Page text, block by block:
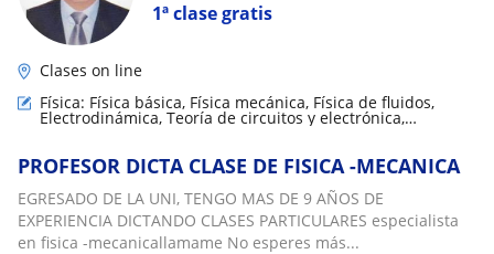
1ª clase gratis
Clases on line
Física: Física básica, Física mecánica, Física de fluidos,
Electrodinámica, Teoría de circuitos y electrónica,
PROFESOR DICTA CLASE DE FISICA -MECANICA
EGRESADO DE LA UNI, TENGO MAS DE 9 AÑOS DE
EXPERIENCIA DICTANDO CLASES PARTICULARES especialista
en fisica -mecanicallamame No esperes más...